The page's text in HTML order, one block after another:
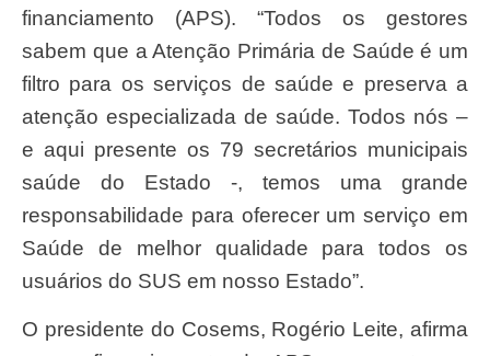
financiamento (APS). “Todos os gestores
sabem que a Atenção Primária de Saúde é um
filtro para os serviços de saúde e preserva a
atenção especializada de saúde. Todos nós –
e aqui presente os 79 secretários municipais
saúde do Estado -, temos uma grande
responsabilidade para oferecer um serviço em
Saúde de melhor qualidade para todos os
usuários do SUS em nosso Estado”.
O presidente do Cosems, Rogério Leite, afirma